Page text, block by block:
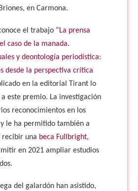
en Carmona.
el trabajo “La prensa
caso de la manada.
y deontología periodística:
desde la perspectiva crítica
en la editorial Tirant lo
a este premio. La investigación
reconocimientos en los
le ha permitido también a
recibir una beca Fullbright,
en 2021 ampliar estudios
del galardón han asistido,